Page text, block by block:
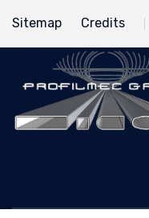
Sitemap Credits